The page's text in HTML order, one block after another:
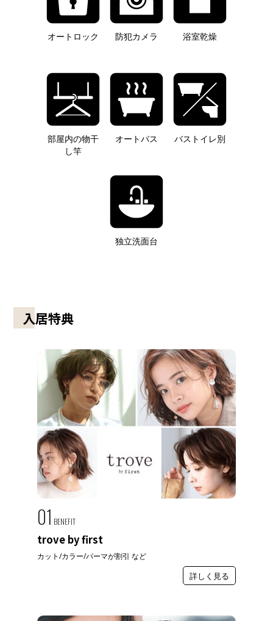
オートロック 防犯カメラ 浴室乾燥
部屋内の物干
し竿
オートバス バストイレ別
独立洗面台
入居特典
01 BENEFIT
trove by first
カット/カラー/パーマが割引 など
詳しく見る